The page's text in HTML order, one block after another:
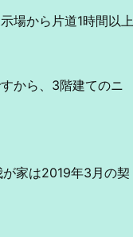
場から片道1時間以上
から、3階建てのニ
家は2019年3月の契